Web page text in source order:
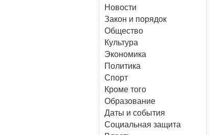
Новости
Закон и порядок
Общество
Культура
Экономика
Политика
Спорт
Кроме того
Образование
Даты и события
Социальная защита